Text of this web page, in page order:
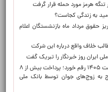
تنگه هرمز مورد حمله قرار گرفت
امید به زندگی کجاست؟
حقوق مرداد ماه بازنشستگان اعلام
خلاف واقع درباره این شرکت
ایران روز خبرنگار را تبریک گفت
در چهار ماه نخست ۱۴۰۵ رقم خورد؛ پرداخت بیش از ۸
به زوج‌های جوان توسط بانک ملی